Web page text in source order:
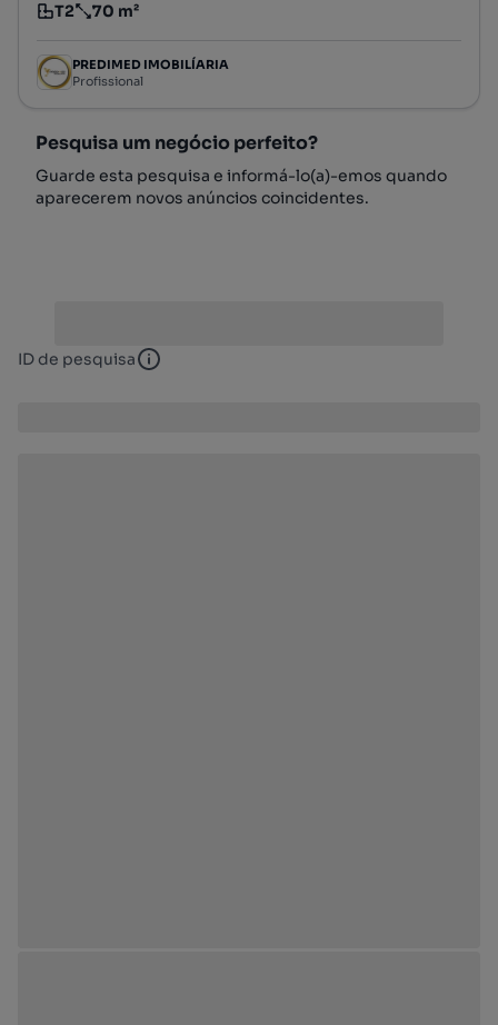
Tipologia
T2
Preço por metro quadrado
70 m²
PREDIMED IMOBILÍARIA
Profissional
Pesquisa um negócio perfeito?
Guarde esta pesquisa e informá-lo(a)-emos quando
aparecerem novos anúncios coincidentes.
ID de pesquisa ID de pesquisa